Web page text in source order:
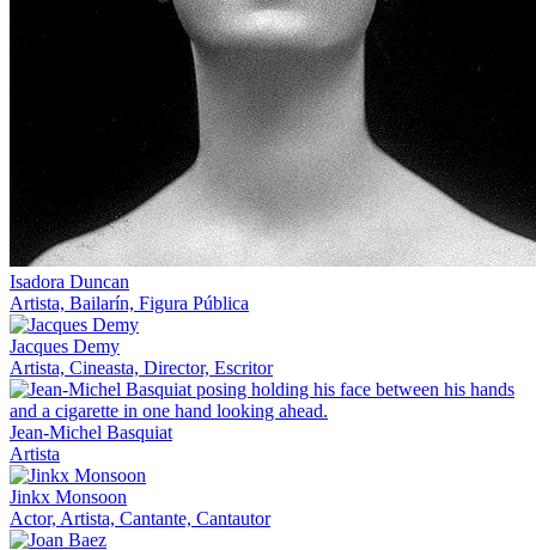
Isadora Duncan
Artista, Bailarín, Figura Pública
Jacques Demy
Artista, Cineasta, Director, Escritor
Jean-Michel Basquiat
Artista
Jinkx Monsoon
Actor, Artista, Cantante, Cantautor